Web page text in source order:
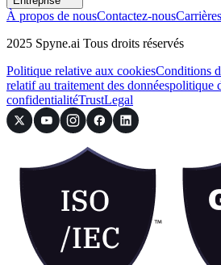
À propos de nousContactez-nousCarrières
2025 Spyne.ai Tous droits réservés
Politique relative aux cookiesConditions
relatif au traitement des donnéespolitique
confidentialitéTrustLegal